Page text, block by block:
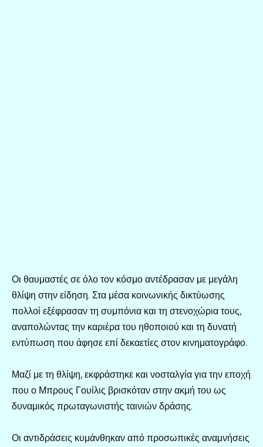
Οι θαυμαστές σε όλο τον κόσμο αντέδρασαν με μεγάλη
θλίψη στην είδηση. Στα μέσα κοινωνικής δικτύωσης
πολλοί εξέφρασαν τη συμπόνια και τη στενοχώρια τους,
αναπολώντας την καριέρα του ηθοποιού και τη δυνατή
εντύπωση που άφησε επί δεκαετίες στον κινηματογράφο.
Μαζί με τη θλίψη, εκφράστηκε και νοσταλγία για την εποχή
που ο Μπρους Γουίλις βρισκόταν στην ακμή του ως
δυναμικός πρωταγωνιστής ταινιών δράσης.
Οι αντιδράσεις κυμάνθηκαν από προσωπικές αναμνήσεις